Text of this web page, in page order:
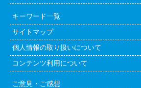
キーワード一覧
サイトマップ
個人情報の取り扱いについて
コンテンツ利用について
ご意見・ご感想